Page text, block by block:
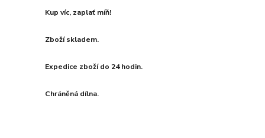
Kup víc, zaplať míň!
Zboží skladem.
Expedice zboží do 24 hodin.
Chráněná dílna.